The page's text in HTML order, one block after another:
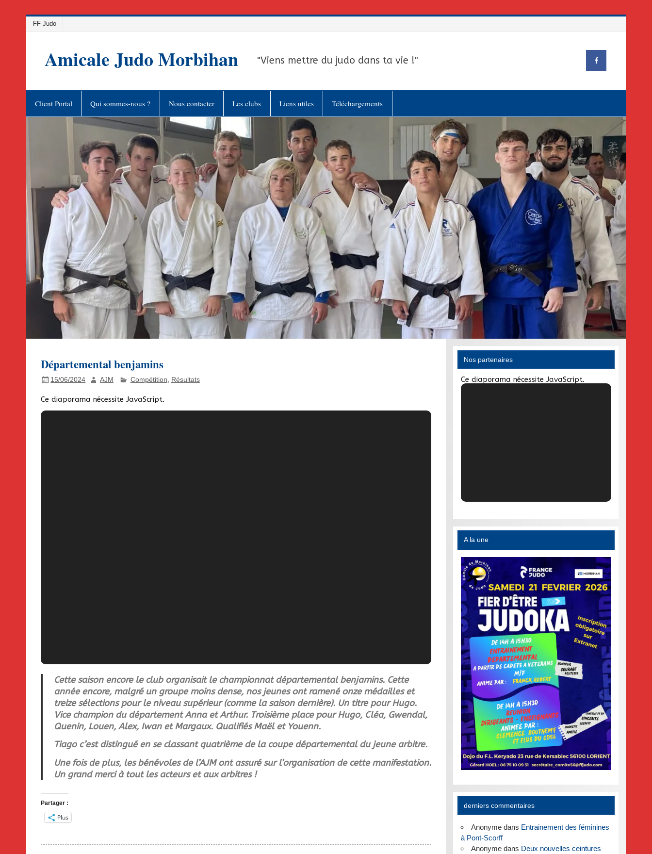
FF Judo
Amicale Judo Morbihan "Viens mettre du judo dans ta vie !"
Client Portal Qui sommes-nous ? Nous contacter Les clubs Liens utiles Téléchargements
Départemental benjamins
15/06/2024 AJM Compétition, Résultats
Ce diaporama nécessite JavaScript.
Cette saison encore le club organisait le championnat départemental benjamins. Cette
année encore, malgré un groupe moins dense, nos jeunes ont ramené onze médailles et
treize sélections pour le niveau supérieur (comme la saison dernière). Un titre pour Hugo.
Vice champion du département Anna et Arthur. Troisième place pour Hugo, Cléa, Gwendal,
Quenin, Louen, Alex, Iwan et Margaux. Qualifiés Maël et Youenn.
Tiago c’est distingué en se classant quatrième de la coupe départemental du jeune arbitre.
Une fois de plus, les bénévoles de l’AJM ont assuré sur l’organisation de cette manifestation.
Un grand merci à tout les acteurs et aux arbitres !
Partager :
Plus
Nos partenaires
Ce diaporama nécessite JavaScript.
A la une
derniers commentaires
Anonymedans Entrainement des féminines
à Pont-Scorff
Anonymedans Deux nouvelles ceintures